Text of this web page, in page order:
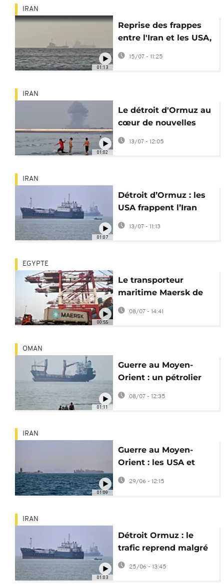
01:13
IRAN
Reprise des frappes
entre l'Iran et les USA,
le détroit d'Ormuz
reste fermé
15/07 - 11:25
01:02
IRAN
Le détroit d'Ormuz au
cœur de nouvelles
frappes entre les USA
et l'Iran
13/07 - 12:05
01:07
IRAN
Détroit d’Ormuz : les
USA frappent l’Iran
après une attaque
contre un navire
13/07 - 11:13
00:55
EGYPTE
Le transporteur
maritime Maersk de
retour au canal de
Suez
08/07 - 14:41
01:11
OMAN
Guerre au Moyen-
Orient : un pétrolier
touché par un
08/07 - 12:35
01:09
IRAN
Guerre au Moyen-
Orient : les USA et
l'Iran suspendent
29/06 - 12:15
01:03
IRAN
Détroit Ormuz : le
trafic reprend malgré
des tensions
persistantes
25/06 - 13:45